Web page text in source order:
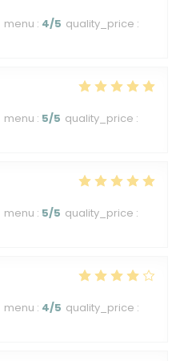
menu : 4/5 quality_price :
menu : 5/5 quality_price :
menu : 5/5 quality_price :
menu : 4/5 quality_price :